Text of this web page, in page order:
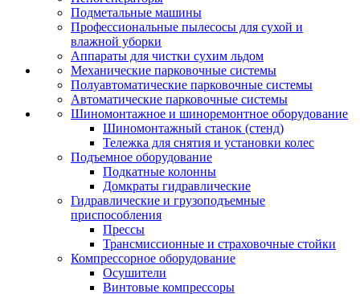
Подметальные машины
Профессиональные пылесосы для сухой и
влажной уборки
Аппараты для чистки сухим льдом
Механические парковочные системы
Полуавтоматические парковочные системы
Автоматические парковочные системы
Шиномонтажное и шиноремонтное оборудование
Шиномонтажный станок (стенд)
Тележка для снятия и установки колес
Подъемное оборудование
Подкатные колонны
Домкраты гидравлические
Гидравлические и грузоподъемные
приспособления
Прессы
Трансмиссионные и страховочные стойки
Компрессорное оборудование
Осушители
Винтовые компрессоры